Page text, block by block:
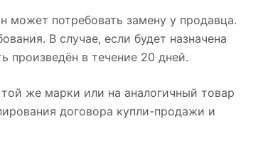
может потребовать замену у продавца.
В случае, если будет назначена
произведён в течение 20 дней.
же марки или на аналогичный товар
договора купли-продажи и